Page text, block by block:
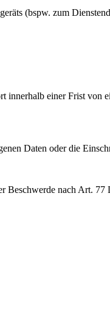
(bspw. zum
innerhalb einer Frist von
Daten oder die
Beschwerde nach Art.